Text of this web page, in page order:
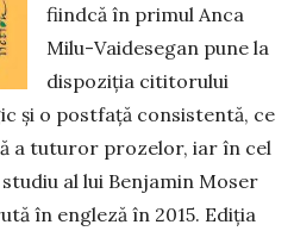
fiindcă în primul Anca
Milu-Vaidesegan pune la
dispoziţia cititorului
şi o postfaţă consistentă, ce
a tuturor prozelor, iar în cel
al lui Benjamin Moser
în engleză în 2015. Ediţia